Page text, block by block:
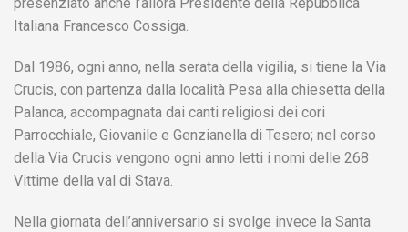
Italiana Francesco Cossiga.
Dal 1986, ogni anno, nella serata della vigilia, si tiene la Via
Crucis, con partenza dalla località Pesa alla chiesetta della
Palanca, accompagnata dai canti religiosi dei cori
Parrocchiale, Giovanile e Genzianella di Tesero; nel corso
della Via Crucis vengono ogni anno letti i nomi delle 268
Vittime della val di Stava.
Nella giornata dell’anniversario si svolge invece la Santa